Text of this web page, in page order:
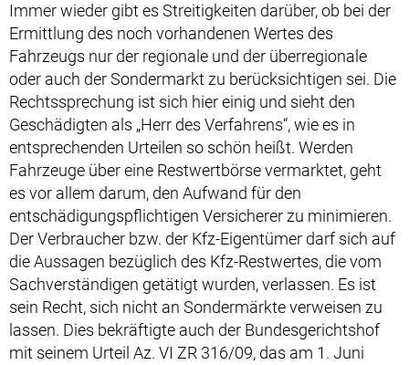
Immer wieder gibt es Streitigkeiten darüber, ob bei der
Ermittlung des noch vorhandenen Wertes des
Fahrzeugs nur der regionale und der überregionale
oder auch der Sondermarkt zu berücksichtigen sei. Die
Rechtssprechung ist sich hier einig und sieht den
Geschädigten als „Herr des Verfahrens“, wie es in
entsprechenden Urteilen so schön heißt. Werden
Fahrzeuge über eine Restwertbörse vermarktet, geht
es vor allem darum, den Aufwand für den
entschädigungspflichtigen Versicherer zu minimieren.
Der Verbraucher bzw. der Kfz-Eigentümer darf sich auf
die Aussagen bezüglich des Kfz-Restwertes, die vom
Sachverständigen getätigt wurden, verlassen. Es ist
sein Recht, sich nicht an Sondermärkte verweisen zu
lassen. Dies bekräftigte auch der Bundesgerichtshof
mit seinem Urteil Az. VI ZR 316/09, das am 1. Juni